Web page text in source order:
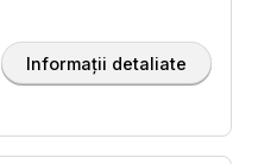
Informații detaliate